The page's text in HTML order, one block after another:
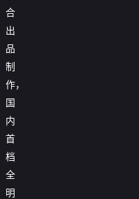
合
出
品
制
作，
国
内
首
档
全
明